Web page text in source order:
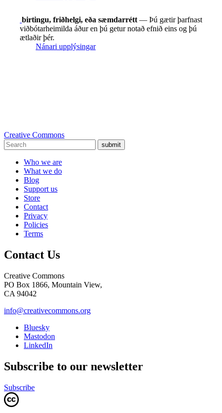
birtingu, friðhelgi, eða sæmdarrétt — Þú gætir þarfnast
viðbótarheimilda áður en þú getur notað efnið eins og þú
ætlaðir þér.
Nánari upplýsingar
Creative Commons
submit
Who we are
What we do
Blog
Support us
Store
Contact
Privacy
Policies
Terms
Contact Us
Creative Commons
PO Box 1866, Mountain View,
CA 94042
info@creativecommons.org
Bluesky
Mastodon
LinkedIn
Subscribe to our newsletter
Subscribe